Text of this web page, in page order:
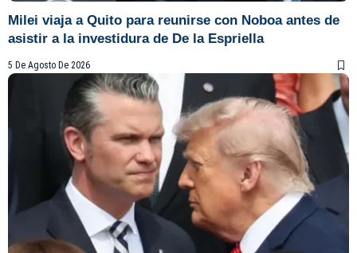
Milei viaja a Quito para reunirse con Noboa antes de
asistir a la investidura de De la Espriella
5 De Agosto De 2026